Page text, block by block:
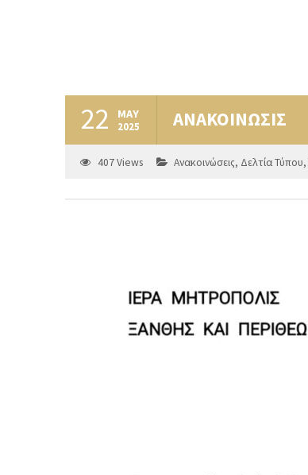
22 MAY
2025 ΑΝΑΚΟΙΝΩΣΙΣ
407Views Ανακοινώσεις, Δελτία Τύπου,